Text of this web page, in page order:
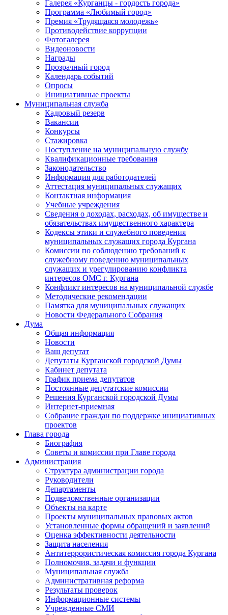
Галерея «Курганцы - гордость города»
Программа «Любимый город»
Премия «Трудящаяся молодежь»
Противодействие коррупции
Фотогалерея
Видеоновости
Награды
Прозрачный город
Календарь событий
Опросы
Инициативные проекты
Муниципальная служба
Кадровый резерв
Вакансии
Конкурсы
Стажировка
Поступление на муниципальную службу
Квалификационные требования
Законодательство
Информация для работодателей
Аттестация муниципальных служащих
Контактная информация
Учебные учреждения
Сведения о доходах, расходах, об имуществе и
обязательствах имущественного характера
Кодексы этики и служебного поведения
муниципальных служащих города Кургана
Комиссии по соблюдению требований к
служебному поведению муниципальных
служащих и урегулированию конфликта
интересов ОМС г. Кургана
Конфликт интересов на муниципальной службе
Методические рекомендации
Памятка для муниципальных служащих
Новости Федерального Cобрания
Дума
Общая информация
Новости
Ваш депутат
Депутаты Курганской городской Думы
Кабинет депутата
График приема депутатов
Постоянные депутатские комиссии
Решения Курганской городской Думы
Интернет-приемная
Собрание граждан по поддержке инициативных
проектов
Глава города
Биография
Советы и комиссии при Главе города
Администрация
Структура администрации города
Руководители
Департаменты
Подведомственные организации
Объекты на карте
Проекты муниципальных правовых актов
Установленные формы обращений и заявлений
Оценка эффективности деятельности
Защита населения
Антитеррористическая комиссия города Кургана
Полномочия, задачи и функции
Муниципальная служба
Административная реформа
Результаты проверок
Информационные системы
Учрежденные СМИ